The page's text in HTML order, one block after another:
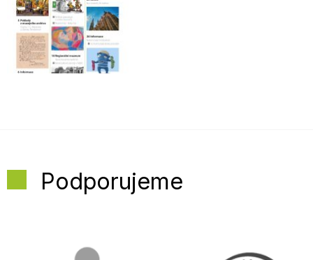
Podporujeme